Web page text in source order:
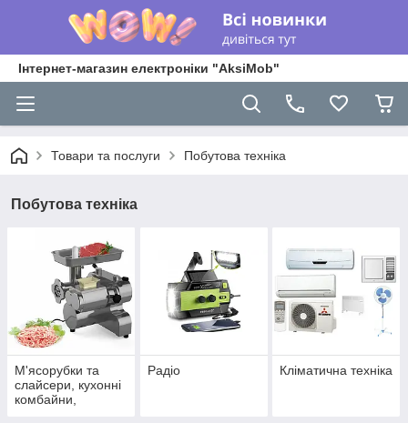
Інтернет-магазин електроніки "AksiMob"
Товари та послуги Побутова техніка
Побутова техніка
М'ясорубки та
слайсери, кухонні
комбайни,
Радіо Кліматична техніка